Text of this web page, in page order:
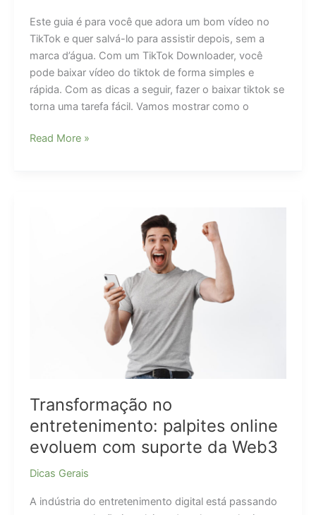
Este guia é para você que adora um bom vídeo no
TikTok e quer salvá-lo para assistir depois, sem a
marca d’água. Com um TikTok Downloader, você
pode baixar vídeo do tiktok de forma simples e
rápida. Com as dicas a seguir, fazer o baixar tiktok se
torna uma tarefa fácil. Vamos mostrar como o
Baixar
Read More »
Transformação no
entretenimento: palpites online
evoluem com suporte da Web3
Dicas Gerais
A indústria do entretenimento digital está passando